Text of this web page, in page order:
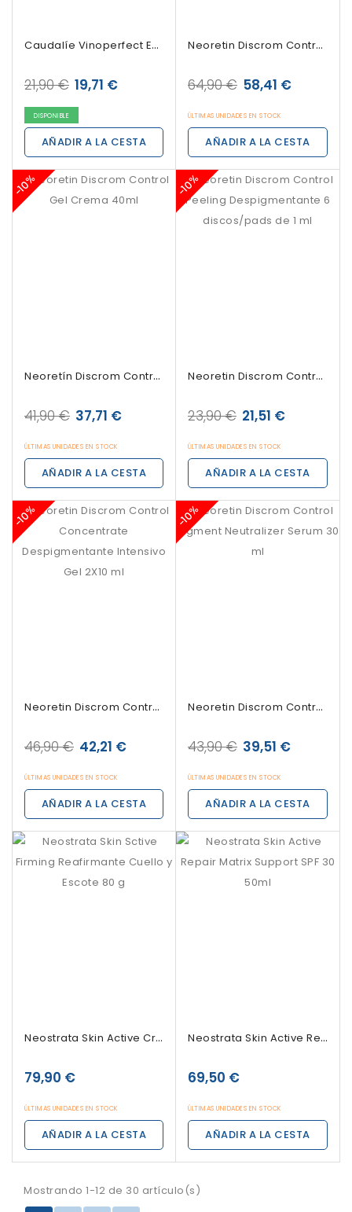
Caudalíe Vinoperfect Esencia Glicólica...
21,90 € 19,71 €
DISPONIBLE
AÑADIR A LA CESTA
Neoretin Discrom Control Ultra Emulsión...
64,90 € 58,41 €
ÚLTIMAS UNIDADES EN STOCK
AÑADIR A LA CESTA
Neoretín Discrom Control Gel Crema...
41,90 €
-10%
37,71 €
ÚLTIMAS UNIDADES EN STOCK
AÑADIR A LA CESTA
Neoretin Discrom Control Peeling...
23,90 €
-10%
21,51 €
ÚLTIMAS UNIDADES EN STOCK
AÑADIR A LA CESTA
Neoretin Discrom Control Concentrate...
46,90 €
-10%
42,21 €
ÚLTIMAS UNIDADES EN STOCK
AÑADIR A LA CESTA
Neoretin Discrom Control Pigment Neutralizer...
43,90 €
-10%
39,51 €
ÚLTIMAS UNIDADES EN STOCK
AÑADIR A LA CESTA
Neostrata Skin Active Crema Reafirmante Cuello...
79,90 €
ÚLTIMAS UNIDADES EN STOCK
AÑADIR A LA CESTA
Neostrata Skin Active Repair Matrix Support SPF...
69,50 €
ÚLTIMAS UNIDADES EN STOCK
AÑADIR A LA CESTA
Mostrando 1-12 de 30 artículo(s)